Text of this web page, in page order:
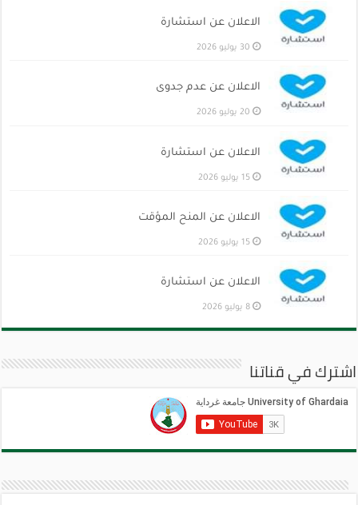
الاعلان عن استشارة
30 يوليو 2026
الاعلان عن عدم جدوى
20 يوليو 2026
الاعلان عن استشارة
15 يوليو 2026
الاعلان عن المنح المؤقت
15 يوليو 2026
الاعلان عن استشارة
8 يوليو 2026
اشترك في قناتنا